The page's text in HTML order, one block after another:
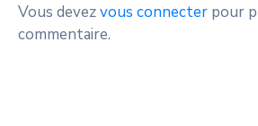
Vous devezvous connecter pour
commentaire.